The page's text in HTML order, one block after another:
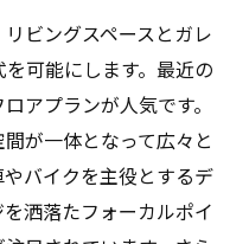
ビングスペースとガレ
可能にします。最近の
アプランが人気です。
が一体となって広々と
バイクを主役とするデ
洒落たフォーカルポイ